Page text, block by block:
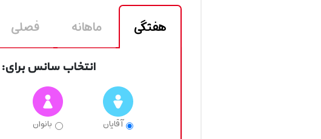
هفتگی ماهانه فصلی
انتخاب سانس برای:
آقایان بانوان